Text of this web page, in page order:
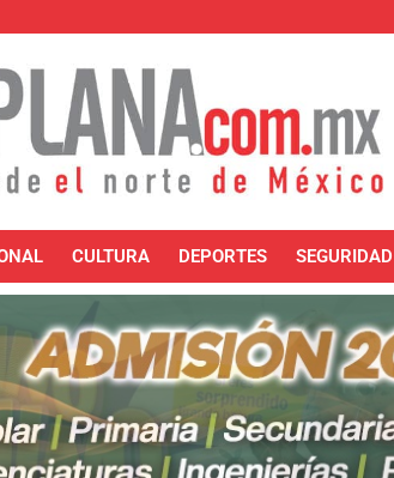
CULTURA DEPORTES SEGURIDAD